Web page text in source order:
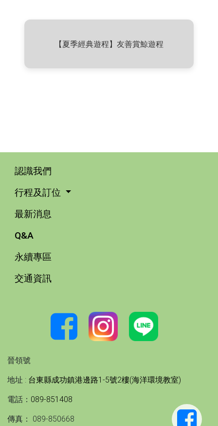
【夏季經典遊程】友善賞鯨遊程
認識我們
行程及訂位
最新消息
Q&A
永續專區
交通資訊
晉領號
地址 : 台東縣成功鎮港邊路1-5號2樓(海洋環境教室)
電話： 089-851408
傳真： 089-850668